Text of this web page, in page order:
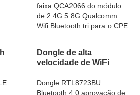
faixa QCA2066 do módulo
de 2.4G 5.8G Qualcomm
Wifi Bluetooth tri para o CPE
Dongle de alta
velocidade de WiFi
Dongle RTL8723BU
Bluetooth 4,0 aprovação de